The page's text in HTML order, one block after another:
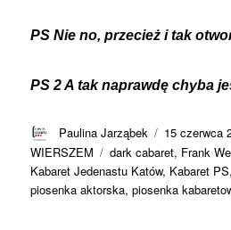
PS Nie no, przecież i tak
PS 2 A tak naprawdę chyba
Autor
Paulina Jarząbek
Data
publikacji
15 czerwca
WIERSZEM
Tagi
dark cabaret, Frank
Kabaret Jedenastu Katów, Kabaret PS,
piosenka aktorska,piosenka